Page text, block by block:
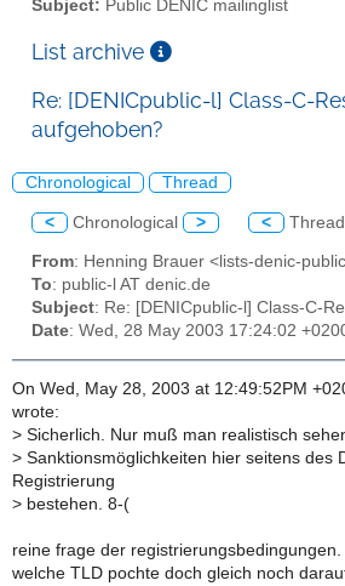
Subject: Public DENIC mailinglist
List archive
Re: [DENICpublic-l] Class-C-
aufgehoben?
Chronological Thread
< Chronological > < Thread
From: Henning Brauer <lists-denic-
To: public-l AT denic.de
Subject: Re: [DENICpublic-l] Class-C-
Date: Wed, 28 May 2003 17:24:02
On Wed, May 28, 2003 at 12:49:52PM
wrote:
> Sicherlich. Nur muß man realistisch
> Sanktionsmöglichkeiten hier seitens des
Registrierung
> bestehen. 8-(
reine frage der registrierungsbedingungen.
welche TLD pochte doch gleich noch